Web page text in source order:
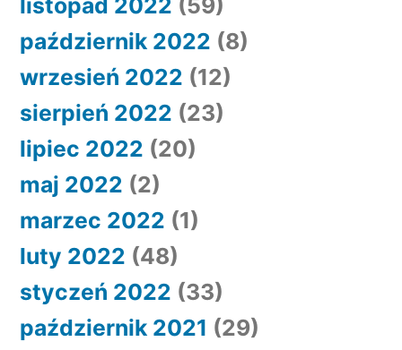
listopad 2022 (59)
październik 2022 (8)
wrzesień 2022 (12)
sierpień 2022 (23)
lipiec 2022 (20)
maj 2022 (2)
marzec 2022 (1)
luty 2022 (48)
styczeń 2022 (33)
październik 2021 (29)